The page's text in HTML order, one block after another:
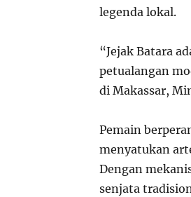
legenda lokal.
“Jejak Batara
petualangan
di Makassar,
Pemain
menyatukan
Dengan
senjata